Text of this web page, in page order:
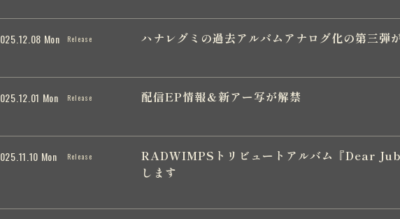
Mon Release ハナレグミの過去アルバムアナログ化の第三弾
Mon Release 配信EP情報＆新アー写が解禁
Mon Release
RADWIMPSトリビュートアルバム『Dear
します